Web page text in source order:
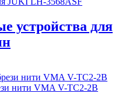
устройства для
нити VMA V-TC2-2B